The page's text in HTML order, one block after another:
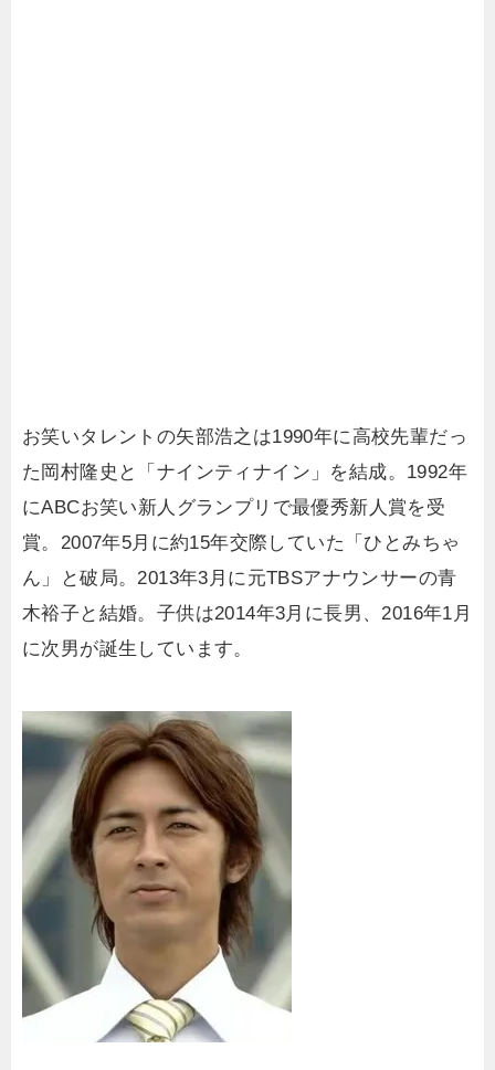
お笑いタレントの矢部浩之は1990年に高校先輩だっ
た岡村隆史と「ナインティナイン」を結成。1992年
にABCお笑い新人グランプリで最優秀新人賞を受
賞。2007年5月に約15年交際していた「ひとみちゃ
ん」と破局。2013年3月に元TBSアナウンサーの青
木裕子と結婚。子供は2014年3月に長男、2016年1月
に次男が誕生しています。